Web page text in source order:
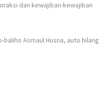
dan kewajiban-kewajiban
Asmaul Husna, auto hilang